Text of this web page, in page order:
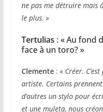
ne pas me détruire mais
le plus. »
Tertulias : « Au fond
face à un toro? »
Clemente : «Créer.
artiste. Certains
d’autres un stylo pour
et une muleta, nous